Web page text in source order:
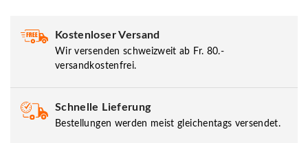
Kostenloser Versand
Wir versenden schweizweit ab Fr. 80.-
versandkostenfrei.
Schnelle Lieferung
Bestellungen werden meist gleichentags versendet.